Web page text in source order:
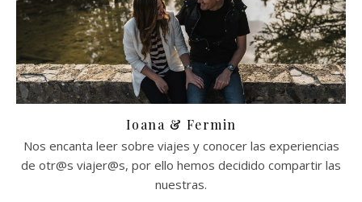
Ioana & Fermin
Nos encanta leer sobre viajes y conocer las experiencias
de otr@s viajer@s, por ello hemos decidido compartir las
nuestras.